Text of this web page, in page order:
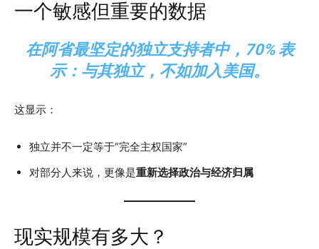
一个敏感但重要的数据
在阿省最坚定的独立支持者中，70% 表
示：与其独立，不如加入美国。
这显示：
独立并不一定等于“完全主权国家”
对部分人来说，更像是重新选择政治与经济归属
现实规模有多大？